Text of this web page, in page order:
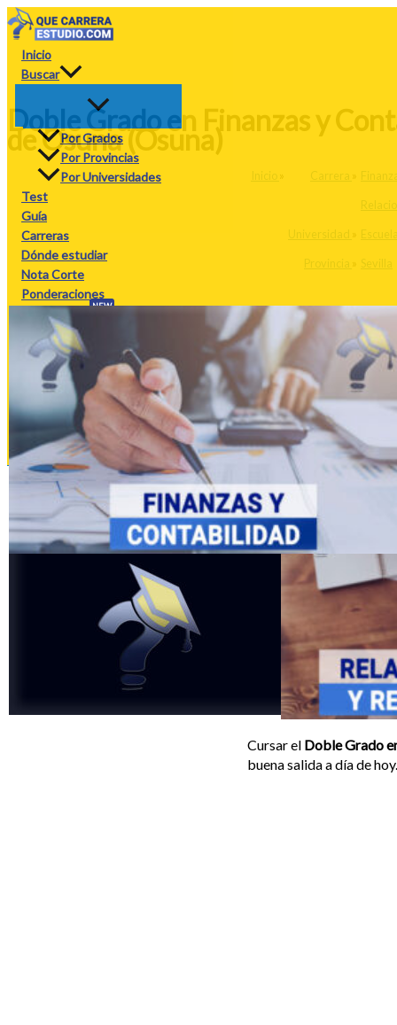
Ir
al
contenido
Inicio
Buscar
Por Grados
Por Provincias
Por Universidades
Test
Guía
Carreras
Dónde estudiar
Nota Corte
Ponderaciones
Calculadora
NEW
PAU
PAU26
La Nota de Admisión
Tipos de
Bachillerato
Doble Grado en Finanzas y
de Osuna (Osuna)
Inicio Carrera
Universidad
Provincia Sevilla
Cursar el Doble Grado
buena salida a día de hoy.